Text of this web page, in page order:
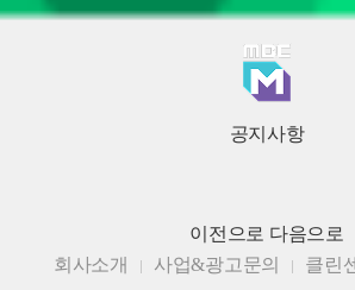
공지사항
이전으로 다음으로
회사소개
사업&광고문의 클린